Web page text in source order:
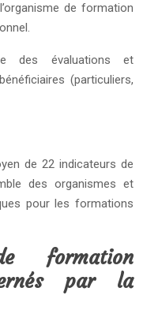
de formation
des évaluations et
(particuliers,
de 22 indicateurs de
des organismes et
pour les formations
formation
par la